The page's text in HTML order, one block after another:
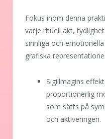
Fokus inom denna
varje rituell akt,
sinnliga och
grafiska
Sigillmagins
proportionerlig
som sätts på
och aktiveringen.